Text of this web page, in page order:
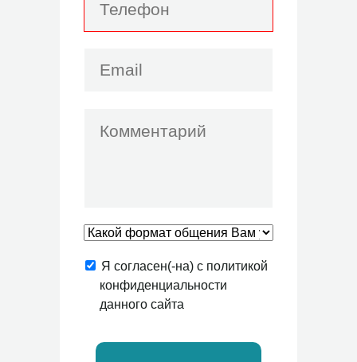
Я согласен(-на) с политикой
конфиденциальности
данного сайта